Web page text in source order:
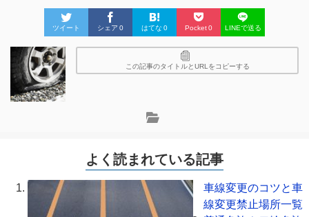
ツイート シェア 0 はてな 0 Pocket0 LINEで送る
この記事のタイトルとURLをコピーする
よく読まれている記事
車線変更のコツと車
線変更禁止場所一覧